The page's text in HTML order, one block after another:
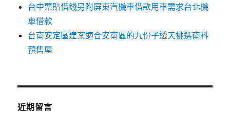
台中票貼借錢另附屏東汽機車借款用車需求台北機
車借款
台南安定區建案適合安南區的九份子透天挑選南科
預售屋
近期留言